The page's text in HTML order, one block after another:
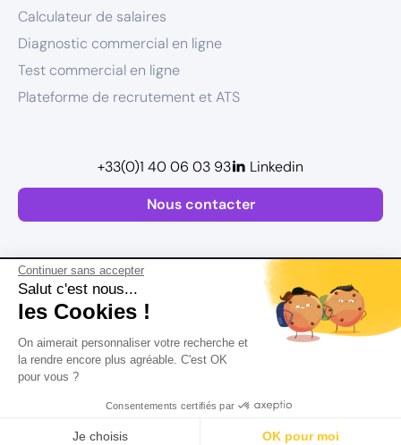
Continuer sans accepter
Salut c'est nous...
les Cookies !
On aimerait personnaliser votre recherche et
la rendre encore plus agréable. C'est OK
pour vous ?
Consentements certifiés par
Je choisis OK pour moi
Calculateur de salaires
Diagnostic commercial en ligne
Test commercial en ligne
Plateforme de recrutement et ATS
Nous contacter
+33(0)1 40 06 03 93 Linkedin
Plan de site
Mentions légales
Conditions Générales d’Utilisation
Version actualisée en
2026
Rechercher